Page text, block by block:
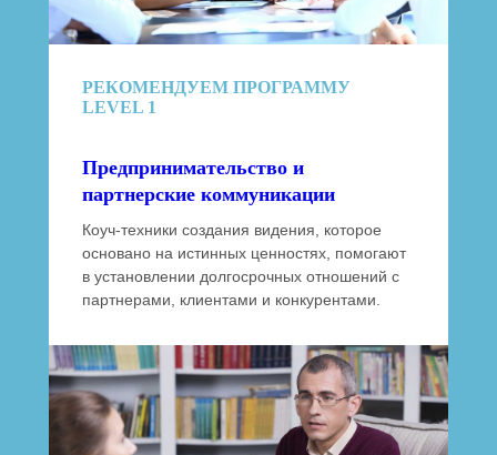
РЕКОМЕНДУЕМ ПРОГРАММУ
LEVEL 1
Предпринимательство и
партнерские коммуникации
Коуч-техники создания видения, которое
основано на истинных ценностях, помогают
в установлении долгосрочных отношений с
партнерами, клиентами и конкурентами.